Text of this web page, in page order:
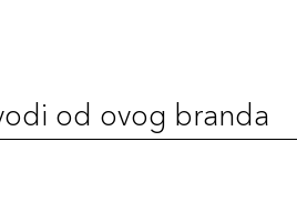
od ovog branda